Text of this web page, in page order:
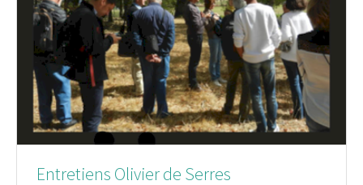
Entretiens Olivier de Serres